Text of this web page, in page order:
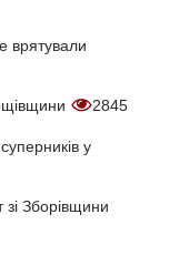
врятували
2845
у
Зборівщини